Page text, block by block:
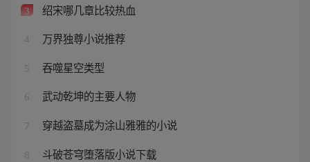
3 绍宋哪几章比较热血
4 万界独尊小说推荐
5 吞噬星空类型
6 武动乾坤的主要人物
7 穿越盗墓成为涂山雅雅的小说
8 斗破苍穹堕落版小说下载